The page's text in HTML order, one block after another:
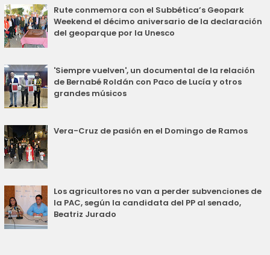
Rute conmemora con el Subbética’s Geopark
Weekend el décimo aniversario de la declaración
del geoparque por la Unesco
'Siempre vuelven', un documental de la relación
de Bernabé Roldán con Paco de Lucía y otros
grandes músicos
Vera-Cruz de pasión en el Domingo de Ramos
Los agricultores no van a perder subvenciones de
la PAC, según la candidata del PP al senado,
Beatriz Jurado